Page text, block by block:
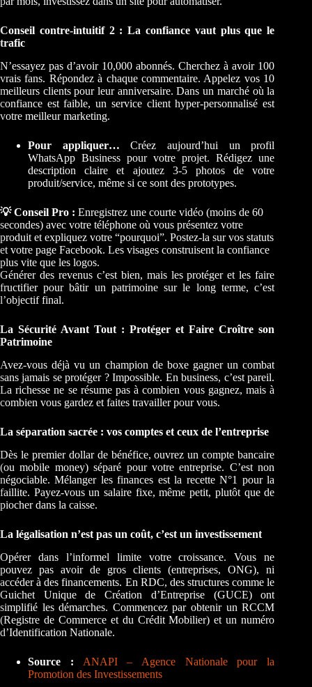
Conseil contre-intuitif 2 : La confiance vaut plus que le
trafic
N’essayez pas d’avoir 10,000 abonnés. Cherchez à avoir 100
vrais fans. Répondez à chaque commentaire. Appelez vos 10
meilleurs clients pour leur anniversaire. Dans un marché où la
confiance est faible, un service client hyper-personnalisé est
votre meilleur marketing.
Pour appliquer… Créez aujourd’hui un profil
WhatsApp Business pour votre projet. Rédigez une
description claire et ajoutez 3-5 photos de votre
produit/service, même si ce sont des prototypes.
💡 Conseil Pro : Enregistrez une courte vidéo (moins de 60
secondes) avec votre téléphone où vous présentez votre
produit et expliquez votre “pourquoi”. Postez-la sur vos statuts
et votre page Facebook. Les visages construisent la confiance
plus vite que les logos.
Générer des revenus c’est bien, mais les protéger et les faire
fructifier pour bâtir un patrimoine sur le long terme, c’est
l’objectif final.
La Sécurité Avant Tout : Protéger et Faire Croître son
Patrimoine
Avez-vous déjà vu un champion de boxe gagner un combat
sans jamais se protéger ? Impossible. En business, c’est pareil.
La richesse ne se résume pas à combien vous gagnez, mais à
combien vous gardez et faites travailler pour vous.
La séparation sacrée : vos comptes et ceux de l’entreprise
Dès le premier dollar de bénéfice, ouvrez un compte bancaire
(ou mobile money) séparé pour votre entreprise. C’est non
négociable. Mélanger les finances est la recette N°1 pour la
faillite. Payez-vous un salaire fixe, même petit, plutôt que de
piocher dans la caisse.
La légalisation n’est pas un coût, c’est un investissement
Opérer dans l’informel limite votre croissance. Vous ne
pouvez pas avoir de gros clients (entreprises, ONG), ni
accéder à des financements. En RDC, des structures comme le
Guichet Unique de Création d’Entreprise (GUCE) ont
simplifié les démarches. Commencez par obtenir un RCCM
(Registre de Commerce et du Crédit Mobilier) et un numéro
d’Identification Nationale.
Source :
ANAPI – Agence Nationale pour la
Promotion des Investissements